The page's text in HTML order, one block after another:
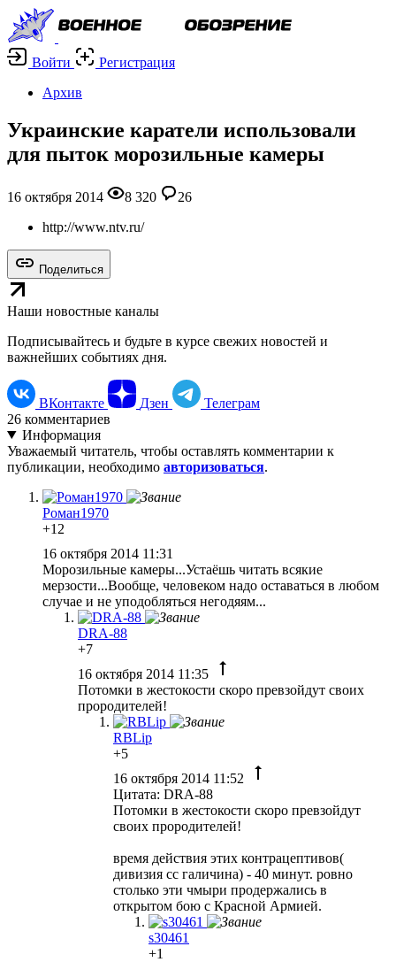
Войти
Регистрация
Архив
Украинские каратели использовали
для пыток морозильные камеры
16 октября 2014 8 320
26
http://www.ntv.ru/
Поделиться
Наши новостные каналы
Подписывайтесь и будьте в курсе свежих новостей и
важнейших событиях дня.
ВКонтакте Дзен
Телеграм
26 комментариев
Информация
Уважаемый читатель, чтобы оставлять комментарии к
публикации, необходимо авторизоваться.
Роман1970
+12
16 октября 2014 11:31
Морозильные камеры...Устаёшь читать всякие
мерзости...Вообще, человеком надо оставаться в любом
случае и не уподобляться негодяям...
DRA-88
+7
16 октября 2014 11:35
Потомки в жестокости скоро превзойдут своих
прородителей!
RBLip
+5
16 октября 2014 11:52
Цитата: DRA-88
Потомки в жестокости скоро превзойдут
своих прородителей!
время действия этих контрацептивов(
дивизия сс галичина) - 40 минут. ровно
столько эти чмыри продержались в
открытом бою с Красной Армией.
s30461
+1